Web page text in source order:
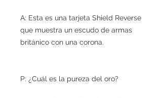
A: Esta es una tarjeta Shield Reverse
que muestra un escudo de armas
británico con una corona.
P: ¿Cuál es la pureza del oro?